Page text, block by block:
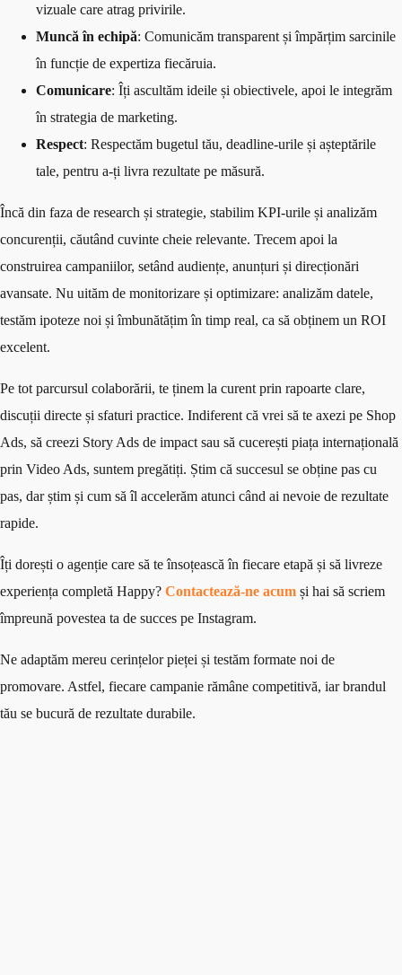
vizuale care atrag privirile.
Muncă în echipă: Comunicăm transparent și împărțim sarcinile
în funcție de expertiza fiecăruia.
Comunicare: Îți ascultăm ideile și obiectivele, apoi le integrăm
în strategia de marketing.
Respect: Respectăm bugetul tău, deadline-urile și așteptările
tale, pentru a-ți livra rezultate pe măsură.
Încă din faza de research și strategie, stabilim KPI-urile și analizăm
concurenții, căutând cuvinte cheie relevante. Trecem apoi la
construirea campaniilor, setând audiențe, anunțuri și direcționări
avansate. Nu uităm de monitorizare și optimizare: analizăm datele,
testăm ipoteze noi și îmbunătățim în timp real, ca să obținem un ROI
excelent.
Pe tot parcursul colaborării, te ținem la curent prin rapoarte clare,
discuții directe și sfaturi practice. Indiferent că vrei să te axezi pe Shop
Ads, să creezi Story Ads de impact sau să cucerești piața internațională
prin Video Ads, suntem pregătiți. Știm că succesul se obține pas cu
pas, dar știm și cum să îl accelerăm atunci când ai nevoie de rezultate
rapide.
Îți dorești o agenție care să te însoțească în fiecare etapă și să livreze
experiența completă Happy? Contactează-ne acum și hai să scriem
împreună povestea ta de succes pe Instagram.
Ne adaptăm mereu cerințelor pieței și testăm formate noi de
promovare. Astfel, fiecare campanie rămâne competitivă, iar brandul
tău se bucură de rezultate durabile.